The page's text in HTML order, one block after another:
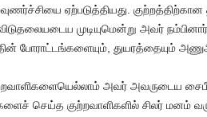
ஏற்படுத்தியது.
விடுதலையடைய முடியுமென்று அவர்
போராட்டங்களையும், துயரத்தையும்
அவர் அவருடைய
செய்த குற்றவாளிகளில் சிலர் மனம்